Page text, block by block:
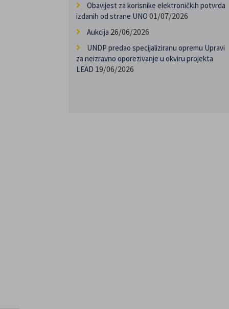
Obavijest za korisnike elektroničkih potvrda
izdanih od strane UNO 01/07/2026
Aukcija 26/06/2026
UNDP predao specijaliziranu opremu Upravi
za neizravno oporezivanje u okviru projekta
LEAD 19/06/2026